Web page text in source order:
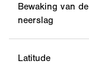
Bewaking van de
neerslag
Latitude